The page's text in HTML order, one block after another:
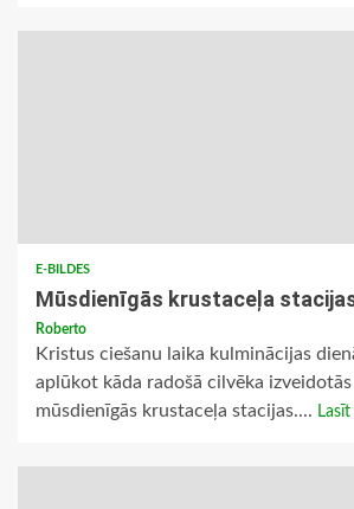
E-BILDES
Mūsdienīgās krustaceļa
Roberto
Kristus ciešanu laika kulminācijas
aplūkot kāda radošā cilvēka
mūsdienīgās krustaceļa stacijas....